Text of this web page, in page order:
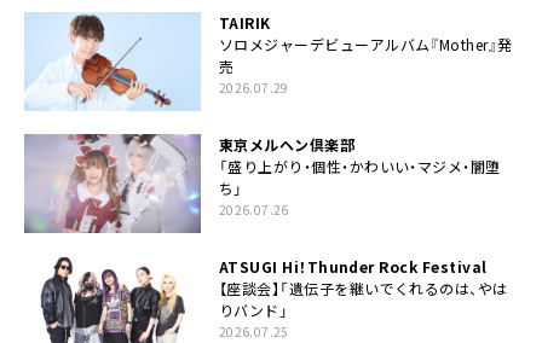
TAIRIK
ソロメジャーデビューアルバム『Mother』発
売
2026.07.29
東京メルヘン倶楽部
「盛り上がり・個性・かわいい・マジメ・闇堕
ち」
2026.07.26
ATSUGI Hi！Thunder Rock Festival
【座談会】「遺伝子を継いでくれるのは、やは
りバンド」
2026.07.25